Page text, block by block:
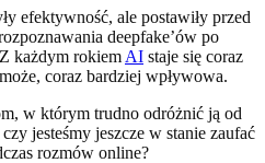
efektywność, ale postawiły przed
deepfake’ów po
każdym rokiem AI staje się coraz
coraz bardziej wpływowa.
w którym trudno odróżnić ją od
jesteśmy jeszcze w stanie zaufać
rozmów online?